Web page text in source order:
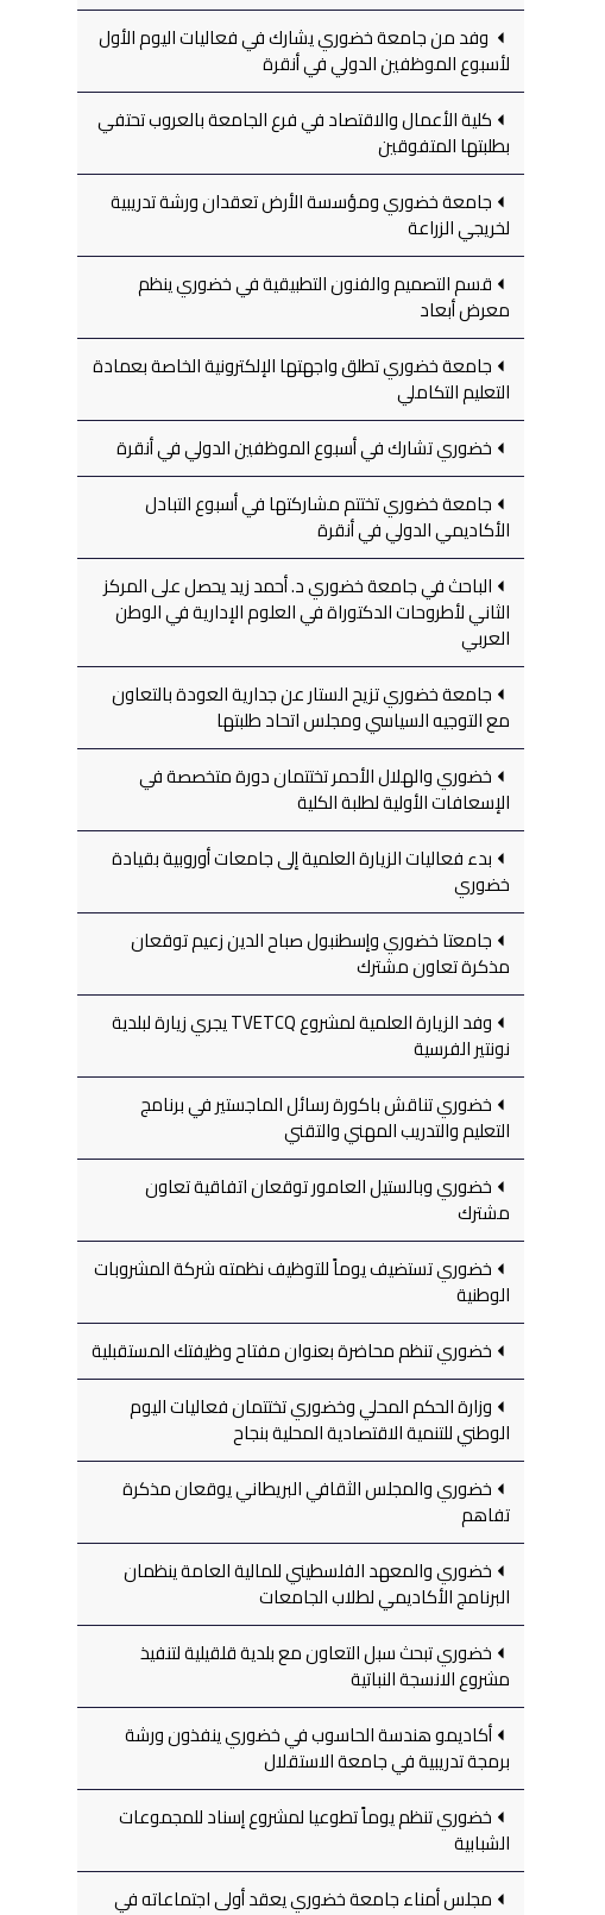
وفد من جامعة خضوري يشارك في فعاليات اليوم الأول
لأسبوع الموظفين الدولي في أنقرة
كلية الأعمال والاقتصاد في فرع الجامعة بالعروب تحتفي
بطلبتها المتفوقين
جامعة خضوري ومؤسسة الأرض تعقدان ورشة تدريبية
لخريجي الزراعة
قسم التصميم والفنون التطبيقية في خضوري ينظم
معرض أبعاد
جامعة خضوري تطلق واجهتها الإلكترونية الخاصة بعمادة
التعليم التكاملي
خضوري تشارك في أسبوع الموظفين الدولي في أنقرة
جامعة خضوري تختتم مشاركتها في أسبوع التبادل
الأكاديمي الدولي في أنقرة
الباحث في جامعة خضوري د. أحمد زيد يحصل على المركز
الثاني لأطروحات الدكتوراة في العلوم الإدارية في الوطن
العربي
جامعة خضوري تزيح الستار عن جدارية العودة بالتعاون
مع التوجيه السياسي ومجلس اتحاد طلبتها
خضوري والهلال الأحمر تختتمان دورة متخصصة في
الإسعافات الأولية لطلبة الكلية
بدء فعاليات الزيارة العلمية إلى جامعات أوروبية بقيادة
خضوري
جامعتا خضوري وإسطنبول صباح الدين زعيم توقعان
مذكرة تعاون مشترك
وفد الزيارة العلمية لمشروع TVETCQ يجري زيارة لبلدية
نونتير الفرسية
خضوري تناقش باكورة رسائل الماجستير في برنامج
التعليم والتدريب المهني والتقني
خضوري وبالستيل العامور توقعان اتفاقية تعاون
مشترك
خضوري تستضيف يوماً للتوظيف نظمته شركة المشروبات
الوطنية
خضوري تنظم محاضرة بعنوان مفتاح وظيفتك المستقبلية
وزارة الحكم المحلي وخضوري تختتمان فعاليات اليوم
الوطني للتنمية الاقتصادية المحلية بنجاح
خضوري والمجلس الثقافي البريطاني يوقعان مذكرة
تفاهم
خضوري والمعهد الفلسطيني للمالية العامة ينظمان
البرنامج الأكاديمي لطلاب الجامعات
خضوري تبحث سبل التعاون مع بلدية قلقيلية لتنفيذ
مشروع الانسجة النباتية
أكاديمو هندسة الحاسوب في خضوري ينفذون ورشة
برمجة تدريبية في جامعة الاستقلال
خضوري تنظم يوماً تطوعيا لمشروع إسناد للمجموعات
الشبابية
مجلس أمناء جامعة خضوري يعقد أولى اجتماعاته في